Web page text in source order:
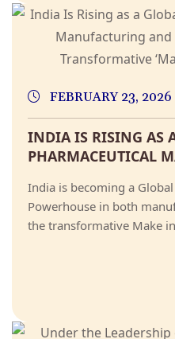
FEBRUARY 23, 2026
INDIA IS RISING AS
PHARMACEUTICAL
India is becoming a
Powerhouse in both
the transformative Make